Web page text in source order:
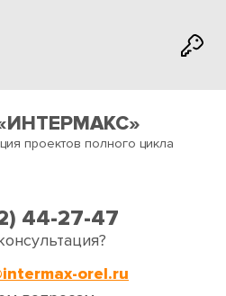
проектов полного цикла
44-27-47
orel.ru